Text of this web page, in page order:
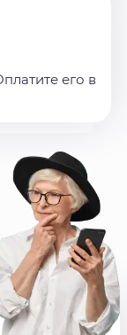
его в